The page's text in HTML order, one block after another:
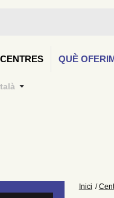
CENTRES QUÈ
Inici